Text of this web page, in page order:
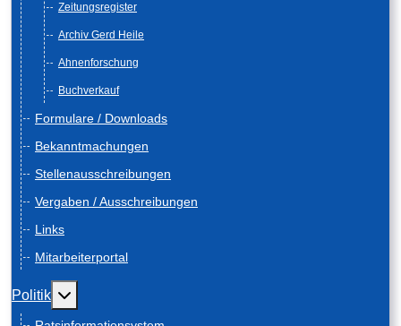
Zeitungsregister
Archiv Gerd Heile
Ahnenforschung
Buchverkauf
Formulare / Downloads
Bekanntmachungen
Stellenausschreibungen
Vergaben / Ausschreibungen
Links
Mitarbeiterportal
Politik Weitere Informationen: Politik